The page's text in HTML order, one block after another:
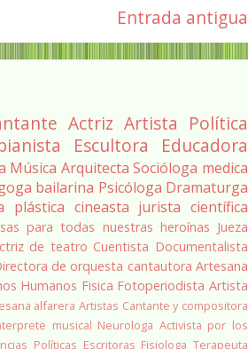
Entrada antigua
Actriz Artista Política
Escultora
Educadora
Música Arquitecta Socióloga medica
bailarina Psicóloga Dramaturga
plástica cineasta jurista científica
para todas nuestras heroínas Jueza
de teatro Cuentista Documentalista
de orquesta cantautora Artesana
Humanos Fisica Fotoperiodista Artista
alfarera Artistas Cantante y compositora
musical Neurologa Activista por los
Políticas Escritoras Fisiologa Terapeuta